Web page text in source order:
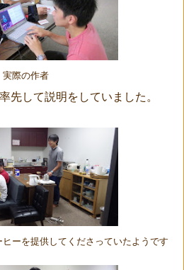
実際の作者
先して説明をしていました。
ーを提供してくださっていたようです